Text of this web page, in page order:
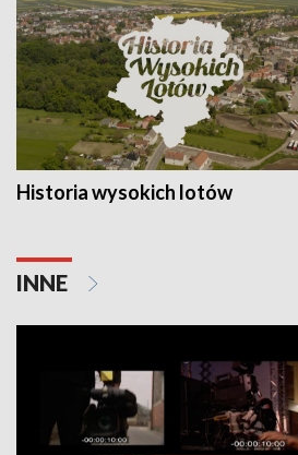
Historia wysokich lotów
INNE